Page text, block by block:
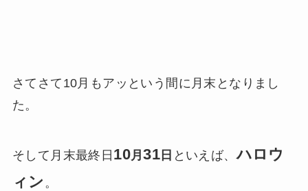
さてさて10月もアッという間に月末となりまし
た。
そして月末最終日 10月31 日 といえば、ハロウ
ィン 。